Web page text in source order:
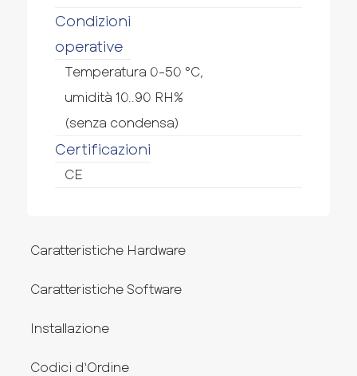
Condizioni
operative
Temperatura 0-50 °C,
umidità 10..90 RH%
(senza condensa)
Certificazioni
CE
Caratteristiche Hardware
Caratteristiche Software
Installazione
Codici d‘Ordine